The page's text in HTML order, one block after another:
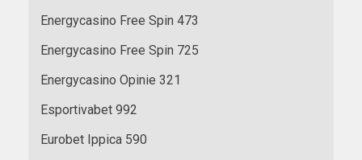
Energycasino Free Spin 473
Energycasino Free Spin 725
Energycasino Opinie 321
Esportivabet 992
Eurobet Ippica 590